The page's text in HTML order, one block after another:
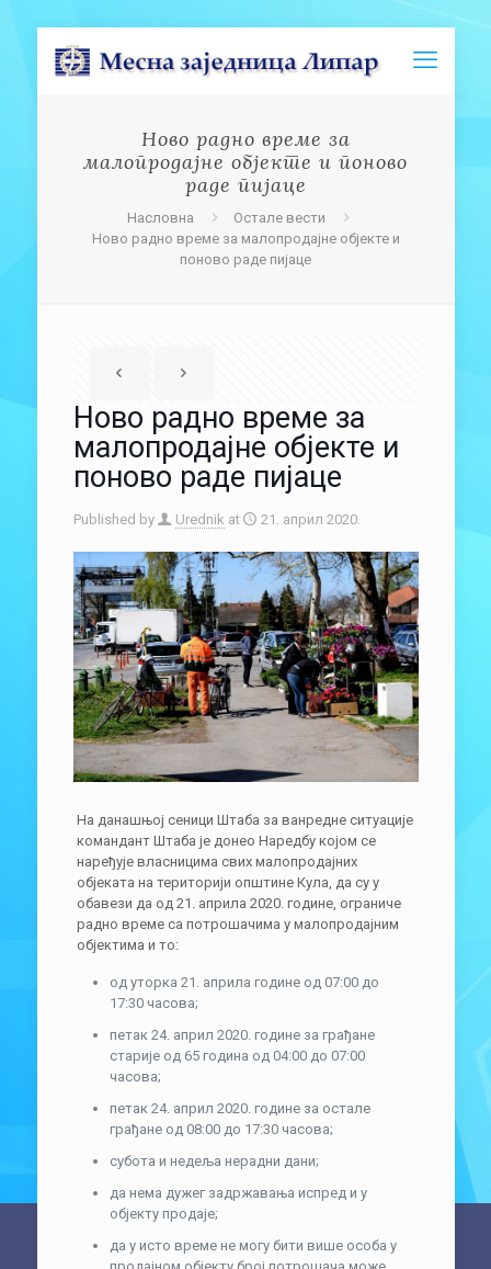
Ново радно време за
малопродајне објекте и поново
раде пијаце
Насловна
Остале вести
Ново радно време за малопродајне објекте и
поново раде пијаце
Ново радно време за
малопродајне објекте и
поново раде пијаце
Published by Urednik at 21. април 2020.
На данашњој сеници Штаба за ванредне ситуације
командант Штаба је донео Наредбу којом се
наређује власницима свих малопродајних
објеката на територији општине Кула, да су у
обавези да од 21. априла 2020. године, ограниче
радно време са потрошачима у малопродајним
објектима и то:
од уторка 21. априла године од 07:00 до
17:30 часова;
петак 24. април 2020. године за грађане
старије од 65 година од 04:00 до 07:00
часова;
петак 24. април 2020. године за остале
грађане од 08:00 до 17:30 часова;
субота и недеља нерадни дани;
да нема дужег задржавања испред и у
објекту продаје;
да у исто време не могу бити више особа у